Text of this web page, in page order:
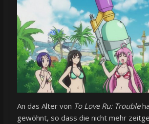
An das Alter von To Love Ru: Trouble
gewöhnt, so dass die nicht mehr